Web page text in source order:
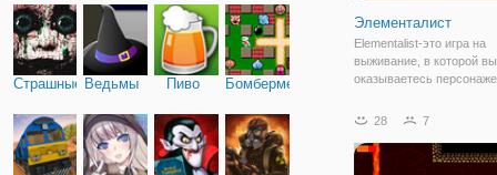
Страшные Ведьмы Пиво Бомбермен
Элементалист
Elementalist-это игра на
выживание, в которой вы
оказываетесь
подземелья. Вы быстро
на самом деле вы
пространстве,
28 7